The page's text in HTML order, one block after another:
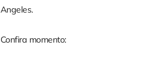
Angeles.
Confira momento: